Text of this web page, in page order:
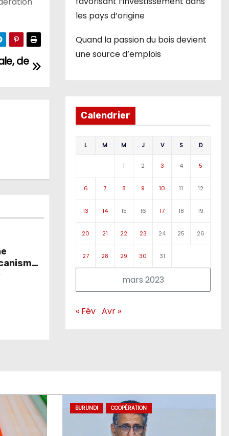
de
les pays d’origine
Quand la passion du bois devient
une source d’emplois
Calendrier
mars 2023
L M M J V S D
1 2 3 4 5
6 7 8 9 10 11 12
13 14 15 16 17 18 19
20 21 22 23 24 25 26
27 28 29 30 31
« Fév Avr »
BURUNDI COOPÉRATION